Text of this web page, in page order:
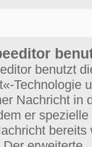
benutzt
Technologie
Nachricht in
er spezielle
bereits